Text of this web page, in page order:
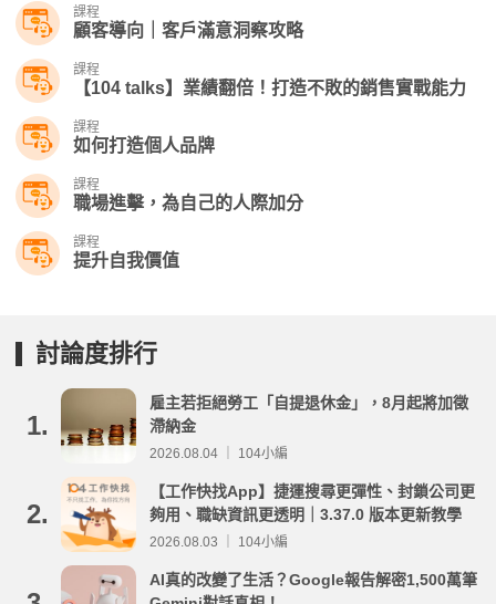
課程
顧客導向｜客戶滿意洞察攻略
課程
【104 talks】業績翻倍！打造不敗的銷售實戰能力
課程
如何打造個人品牌
課程
職場進擊，為自己的人際加分
課程
提升自我價值
討論度排行
1.
雇主若拒絕勞工「自提退休金」，8月起將加徵
滯納金
2026.08.04 ｜ 104小編
2.
【工作快找App】捷運搜尋更彈性、封鎖公司更
夠用、職缺資訊更透明｜3.37.0 版本更新教學
2026.08.03 ｜ 104小編
AI真的改變了生活？Google報告解密1,500萬筆